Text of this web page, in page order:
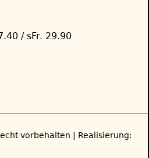
/ sFr. 29.90
vorbehalten | Realisierung: